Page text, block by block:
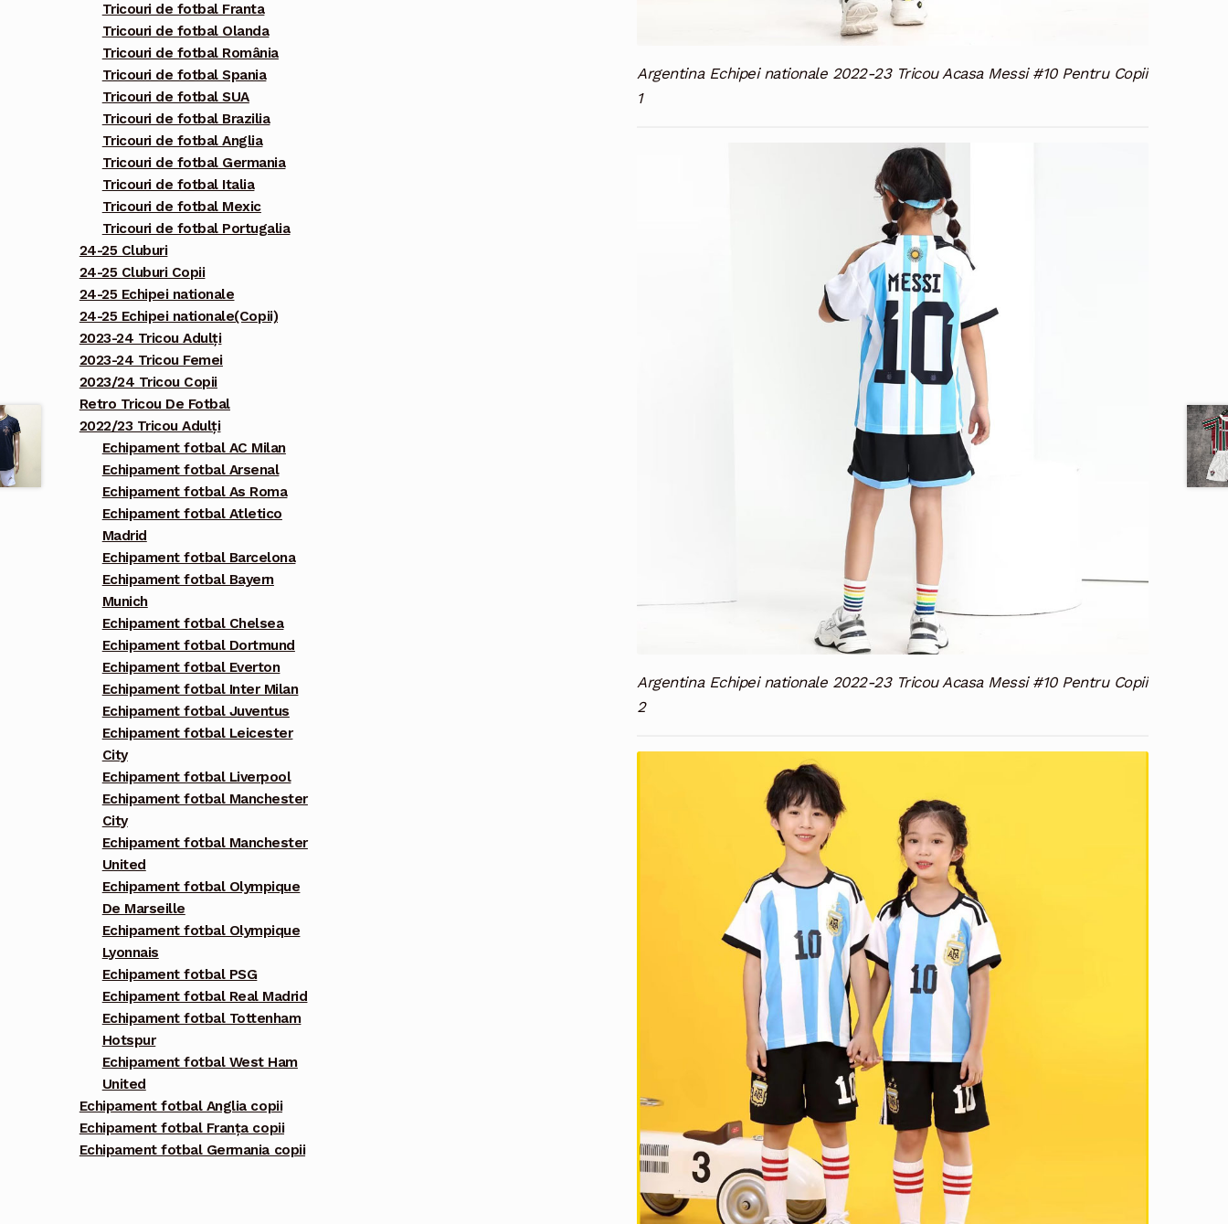
Argentina Echipei nationale 2022-23 Tricou Acasa Messi #10 Pentru Copii
1
Argentina Echipei nationale 2022-23 Tricou Acasa Messi #10 Pentru Copii
2
Tricouri de fotbal Franta
Tricouri de fotbal Olanda
Tricouri de fotbal România
Tricouri de fotbal Spania
Tricouri de fotbal SUA
Tricouri de fotbal Brazilia
Tricouri de fotbal Anglia
Tricouri de fotbal Germania
Tricouri de fotbal Italia
Tricouri de fotbal Mexic
Tricouri de fotbal Portugalia
24-25 Cluburi
24-25 Cluburi Copii
24-25 Echipei nationale
24-25 Echipei nationale(Copii)
2023-24 Tricou Adulți
2023-24 Tricou Femei
2023/24 Tricou Copii
Retro Tricou De Fotbal
2022/23 Tricou Adulți
Echipament fotbal AC Milan
Echipament fotbal Arsenal
Echipament fotbal As Roma
Echipament fotbal Atletico
Madrid
Echipament fotbal Barcelona
Echipament fotbal Bayern
Munich
Echipament fotbal Chelsea
Echipament fotbal Dortmund
Echipament fotbal Everton
Echipament fotbal Inter Milan
Echipament fotbal Juventus
Echipament fotbal Leicester
City
Echipament fotbal Liverpool
Echipament fotbal Manchester
City
Echipament fotbal Manchester
United
Echipament fotbal Olympique
De Marseille
Echipament fotbal Olympique
Lyonnais
Echipament fotbal PSG
Echipament fotbal Real Madrid
Echipament fotbal Tottenham
Hotspur
Echipament fotbal West Ham
United
Echipament fotbal Anglia copii
Echipament fotbal Franța copii
Echipament fotbal Germania copii